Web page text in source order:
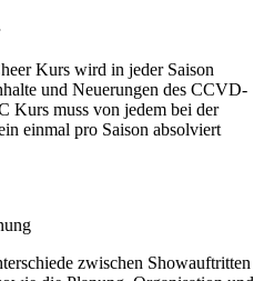
Kurs wird in jeder Saison
und Neuerungen des CCVD-
Kurs muss von jedem bei der
einmal pro Saison absolviert
zwischen Showauftritten